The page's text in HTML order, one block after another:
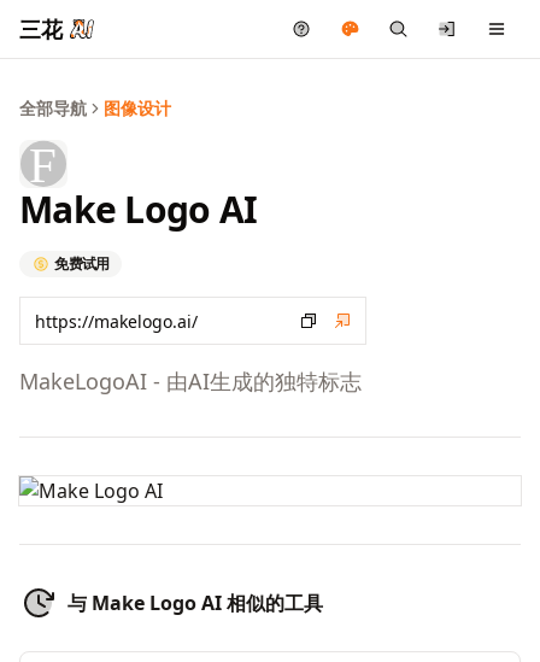
三花
全部导航 图像设计
Make Logo AI
免费试用
MakeLogoAI - 由AI生成的独特标志
与 Make Logo AI 相似的工具